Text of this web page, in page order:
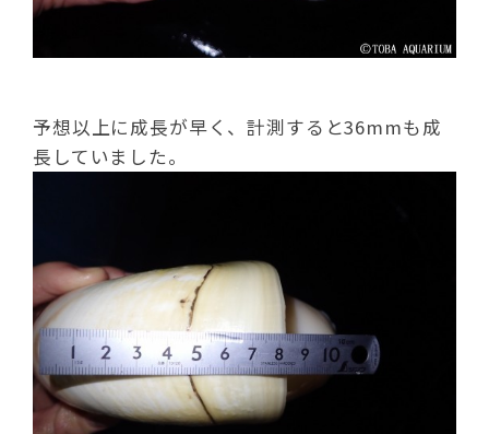
予想以上に成長が早く、計測すると36mmも成
長していました。